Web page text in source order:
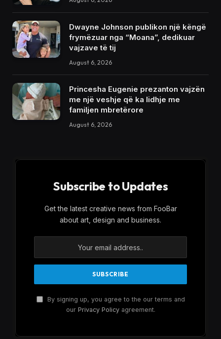
Dwayne Johnson publikon një këngë
frymëzuar nga “Moana”, dedikuar
vajzave të tij
August 6, 2026
Princesha Eugenie prezanton vajzën
me një veshje që ka lidhje me
familjen mbretërore
August 6, 2026
Subscribe to Updates
Get the latest creative news from FooBar
about art, design and business.
By signing up, you agree to the our terms and
our Privacy Policyagreement.